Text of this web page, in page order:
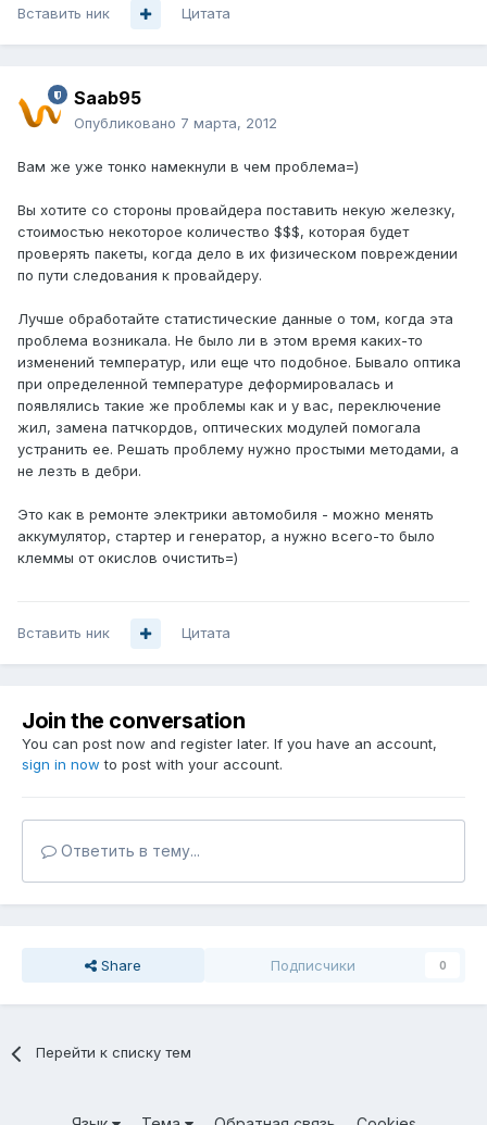
Вставить ник Цитата
Saab95
Опубликовано 7 марта, 2012
Вам же уже тонко намекнули в чем проблема=)
Вы хотите со стороны провайдера поставить некую железку,
стоимостью некоторое количество $$$, которая будет
проверять пакеты, когда дело в их физическом повреждении
по пути следования к провайдеру.
Лучше обработайте статистические данные о том, когда эта
проблема возникала. Не было ли в этом время каких-то
изменений температур, или еще что подобное. Бывало оптика
при определенной температуре деформировалась и
появлялись такие же проблемы как и у вас, переключение
жил, замена патчкордов, оптических модулей помогала
устранить ее. Решать проблему нужно простыми методами, а
не лезть в дебри.
Это как в ремонте электрики автомобиля - можно менять
аккумулятор, стартер и генератор, а нужно всего-то было
клеммы от окислов очистить=)
Вставить ник Цитата
Join the conversation
You can post now and register later. If you have an account,
sign in now to post with your account.
Ответить в тему...
Share Подписчики 0
Перейти к списку тем